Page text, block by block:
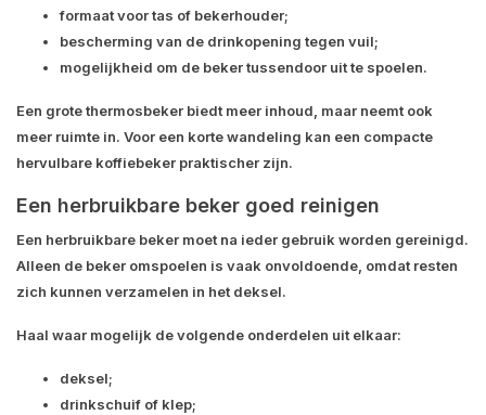
formaat voor tas of bekerhouder;
bescherming van de drinkopening tegen vuil;
mogelijkheid om de beker tussendoor uit te spoelen.
Een grote thermosbeker biedt meer inhoud, maar neemt ook
meer ruimte in. Voor een korte wandeling kan een compacte
hervulbare koffiebeker praktischer zijn.
Een herbruikbare beker goed reinigen
Een herbruikbare beker moet na ieder gebruik worden gereinigd.
Alleen de beker omspoelen is vaak onvoldoende, omdat resten
zich kunnen verzamelen in het deksel.
Haal waar mogelijk de volgende onderdelen uit elkaar:
deksel;
drinkschuif of klep;